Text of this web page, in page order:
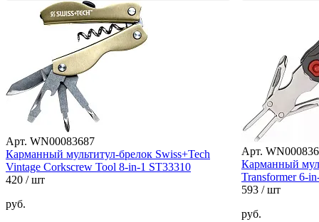
Арт. WN00083687
Карманный мультитул-брелок Swiss+Tech
Vintage Corkscrew Tool 8-in-1 ST33310
420 / шт
руб.
Арт.
Карманный
Transformer 6-
593 / шт
руб.